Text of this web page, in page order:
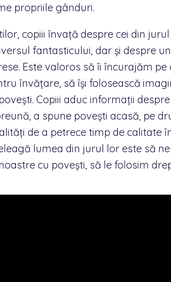
propriile gânduri.
copiii învață despre cei din
fantasticului, dar și despre
Este valoros să îi încurajăm pe
învățare, să își folosească
Copiii aduc informații
a spune povești acasă, pe
de a petrece timp de calitate
lumea din jurul lor este să
cu povești, să le folosim